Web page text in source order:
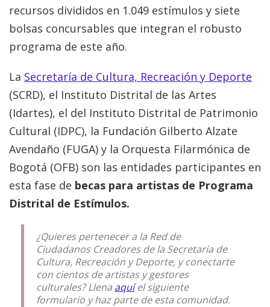
recursos divididos en 1.049 estímulos y siete
bolsas concursables que integran el robusto
programa de este año.
La Secretaría de Cultura, Recreación y Deporte
(SCRD), el Instituto Distrital de las Artes
(Idartes), el del Instituto Distrital de Patrimonio
Cultural (IDPC), la Fundación Gilberto Alzate
Avendaño (FUGA) y la Orquesta Filarmónica de
Bogotá (OFB) son las entidades participantes en
esta fase de becas para artistas de Programa
Distrital de Estímulos.
¿Quieres pertenecer a la Red de
Ciudadanos Creadores de la Secretaría de
Cultura, Recreación y Deporte, y conectarte
con cientos de artistas y gestores
culturales? Llena aquíel siguiente
formulario y haz parte de esta comunidad.